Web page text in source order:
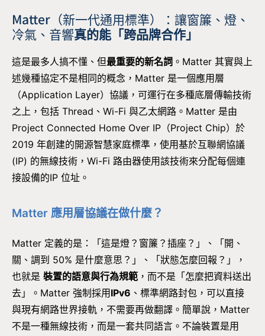
Matter（新一代通用標準）：讓窗簾、燈、
冷氣、音響真的能「跨品牌合作」
這是最多人搞不懂、但最重要的新名詞 。Matter 其實與上
述幾種協定不是相同的概念，Matter 是一個應用層
（Application Layer）協議，可運行在多種底層傳輸技術
之上，包括 Thread、Wi-Fi 與乙太網路。Matter 是由
Project Connected Home Over IP（Project Chip）於
2019 年創建的開源智慧家庭標準，使用基於互聯網協議
(IP) 的無線技術，Wi-Fi 路由器使用該技術來分配每個連
接設備的IP 位址。
Matter 應用層協議在做什麼？
Matter 定義的是：「這是燈？窗簾？插座？」、「開、
關、調到 50% 是什麼意思？」、「狀態怎麼回報？」，
也就是 裝置的語意與行為規範 ，而不是「怎麼把資料送出
去」。Matter 強制採用 IPv6 、標準網路封包，可以直接
與現有網路世界接軌，不需要再做翻譯。簡單說，Matter
不是一種無線技術，而是一套共同語言。不論裝置是用